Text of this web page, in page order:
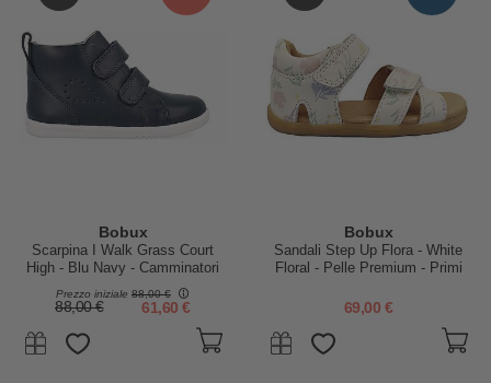
Bobux
Scarpina I Walk Grass Court
High - Blu Navy - Camminatori
Prezzo iniziale 88,00 €
88,00 € 61,60 €
Bobux
Sandali Step Up Flora - White
Floral - Pelle Premium - Primi
69,00 €